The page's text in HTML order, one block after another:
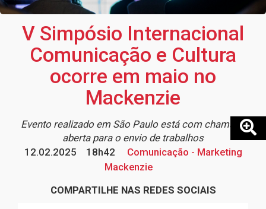
V Simpósio Internacional
Comunicação e Cultura
ocorre em maio no
Mackenzie
Evento realizado em São Paulo está com chamada
aberta para o envio de trabalhos
12.02.2025
18h42
Comunicação - Marketing
Mackenzie
COMPARTILHE NAS REDES SOCIAIS